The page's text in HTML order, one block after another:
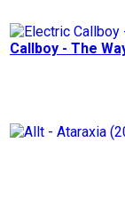
Callboy - The